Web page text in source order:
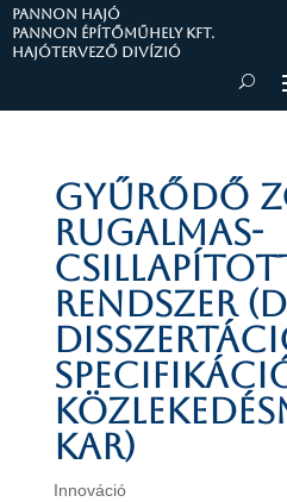
PANNON HAJÓ
Pannon Építőműhely Kft.
Hajótervező divízió
Gyűrődő
rugalmas-
rendszer
Kar)
Innováció